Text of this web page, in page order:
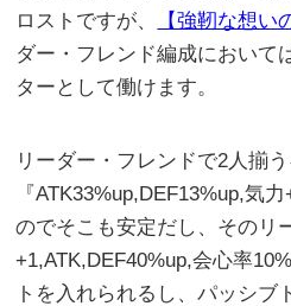
ロストですが、
【強靭な想
ダー・フレンド編成において
ターとして働けます。
リーダー・フレンドで2人揃
『ATK33%up,DEF13%up,気
のでそこも安定だし、そのリ
+1,ATK,DEF40%up,会心率
トを入れられるし、パッシブ